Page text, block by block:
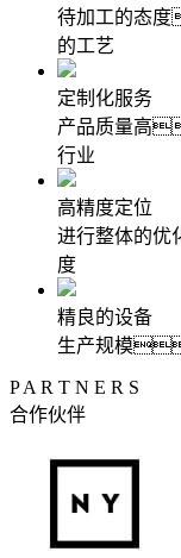
待加工的态
的工艺
定制化服务
产品质量高
行业
高精度定位
进行整体的
度
精良的设备
生产规模
P A R T N E R S
合作伙伴